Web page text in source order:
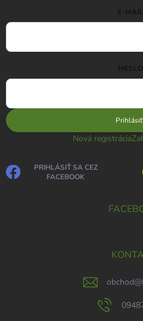
E-MAIL
HESLO
Nová registrácia
PRIHLÁSIŤ SA CEZ
FACEBOOK
obchod@